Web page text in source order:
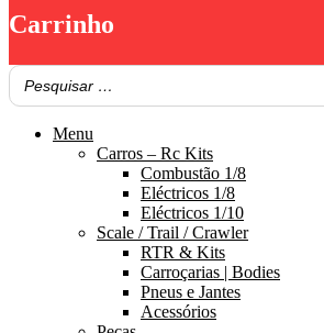
Carrinho
Menu
Carros – Rc Kits
Combustão 1/8
Eléctricos 1/8
Eléctricos 1/10
Scale / Trail / Crawler
RTR & Kits
Carroçarias | Bodies
Pneus e Jantes
Acessórios